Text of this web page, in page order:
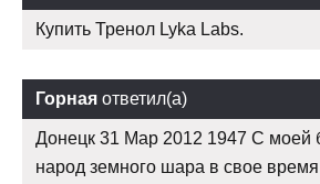
Купить Тренол Lyka Labs.
Горная ответил(а)
Донецк 31 Мар 2012 1947 С моей
народ земного шара в свое